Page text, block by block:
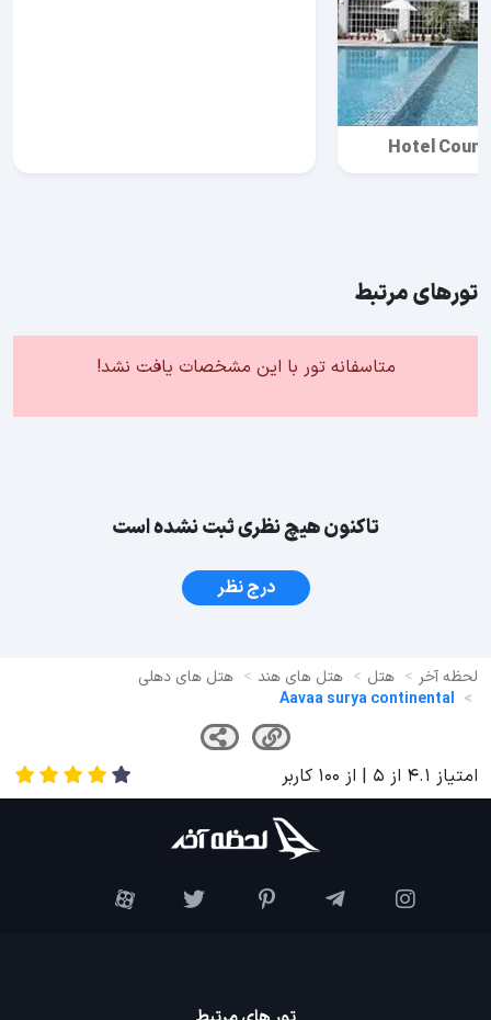
Hotel
تورهای مرتبط
متاسفانه تور با این مشخصات یافت نشد!
تاکنون هیچ نظری ثبت نشده است
درج نظر
لحظه آخر هتل هتل های هند
هتل های دهلی
Aavaa surya continental
امتیاز 4.1 از 5 | از 100 کاربر